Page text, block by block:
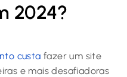
2024?
custa fazer um site
e mais desafiadoras